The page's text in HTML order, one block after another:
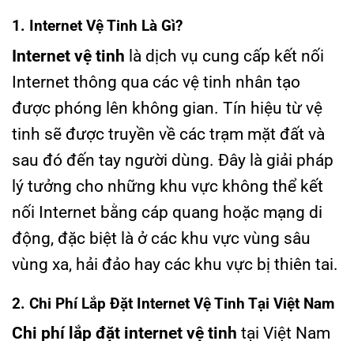
1. Internet Vệ Tinh Là Gì?
Internet vệ tinh là dịch vụ cung cấp kết nối
Internet thông qua các vệ tinh nhân tạo
được phóng lên không gian. Tín hiệu từ vệ
tinh sẽ được truyền về các trạm mặt đất và
sau đó đến tay người dùng. Đây là giải pháp
lý tưởng cho những khu vực không thể kết
nối Internet bằng cáp quang hoặc mạng di
động, đặc biệt là ở các khu vực vùng sâu
vùng xa, hải đảo hay các khu vực bị thiên tai.
2. Chi Phí Lắp Đặt Internet Vệ Tinh Tại Việt Nam
Chi phí lắp đặt internet vệ tinh tại Việt Nam